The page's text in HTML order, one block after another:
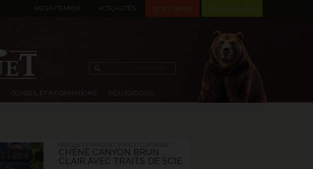
CHÊNE CANYON BRUN
CLAIR AVEC TRAITS DE SCIE
RECRUTEMENT ACTUALITÉS RDV / DEVIS MON MAGASIN
CONSEIL ET INFORMATIONS RÉALISATIONS